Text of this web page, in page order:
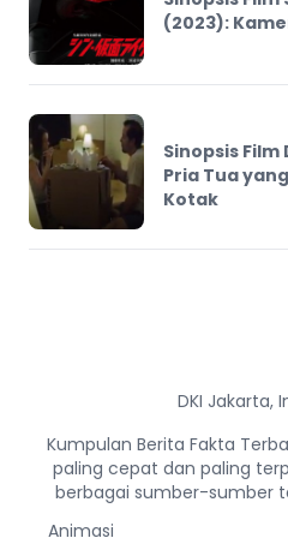
(2023):
Sinopsis Film
Pria Tua
Kotak
DKI Jakarta,
Kumpulan Berita Fakta
paling cepat dan paling
berbagai sumber-sumber
Animasi